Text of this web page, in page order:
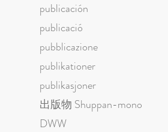
publicación
publicació
pubblicazione
publikationer
publikasjoner
出版物 Shuppan-mono
DWW